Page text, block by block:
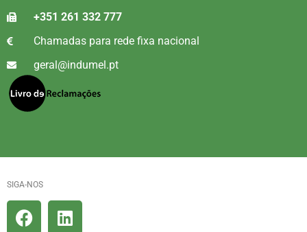
+351 261 332 777
Chamadas para rede fixa nacional
geral@indumel.pt
SIGA-NOS